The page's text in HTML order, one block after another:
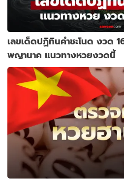
เลขเด็ดปฏิทินคำชะโนด งวด
พญานาค แนวทางหวยงวดนี้